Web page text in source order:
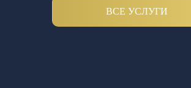
ВСЕ УСЛУГИ